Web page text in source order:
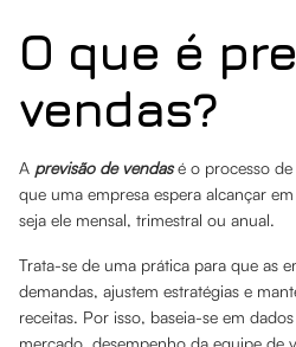
O que é
vendas?
A previsão de vendasé o processo
que uma empresa espera alcançar
seja ele mensal, trimestral ou anual.
Trata-se de uma prática para que as
demandas, ajustem estratégias e
receitas. Por isso, baseia-se em
mercado, desempenho da equipe de